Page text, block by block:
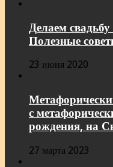
Делаем
Полезные
23 июня 2020
с
рождения, на
27 марта 2023